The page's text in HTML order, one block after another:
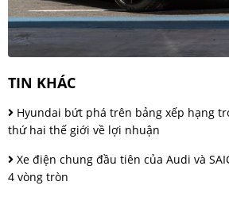
TIN KHÁC
Hyundai bứt phá trên bảng xếp hạng
thứ hai thế giới về lợi nhuận
Xe điện chung đầu tiên của Audi và
4 vòng tròn